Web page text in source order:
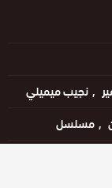
نجيب ميميلي
مسلسل